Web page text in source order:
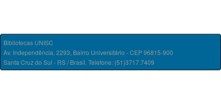
Bibliotecas UNISC
Av. Independência, 2293, Bairro Universitário - CEP 96815-900
Santa Cruz do Sul - RS / Brasil. Telefone: (51)3717.7409